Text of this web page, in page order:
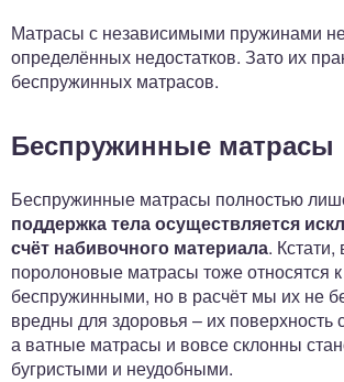
Матрасы с независимыми пружинами
определённых недостатков. Зато их
беспружинных матрасов.
Беспружинные матрасы
Беспружинные матрасы полностью
поддержка тела осуществляется
счёт набивочного материала.
поролоновые матрасы тоже относятся к
беспружинными, но в расчёт мы их не
вредны для здоровья – их поверхность
а ватные матрасы и вовсе склонны
бугристыми и неудобными.